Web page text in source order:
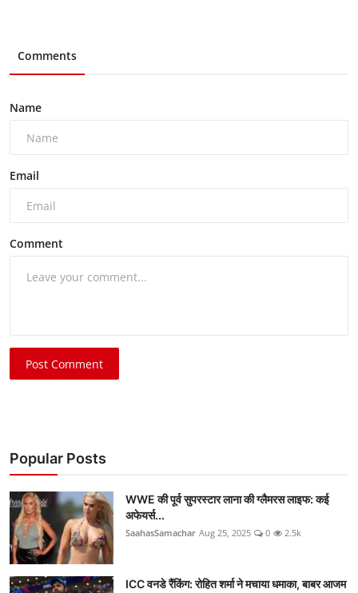
Comments
Name
Email
Comment
Post Comment
Popular Posts
WWE की पूर्व सुपरस्टार लाना की ग्लैमरस लाइफ: कई
अफेयर्स...
SaahasSamachar Aug 25, 2025 0 2.5k
ICC वनडे रैंकिंग: रोहित शर्मा ने मचाया धमाका, बाबर आजम